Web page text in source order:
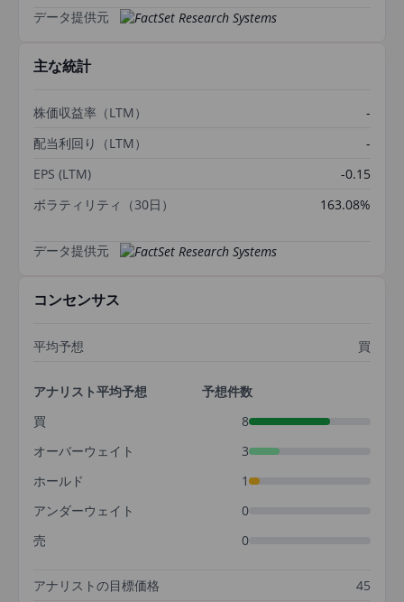
データ提供元
主な統計
株価収益率（LTM）
-
配当利回り（LTM）
-
EPS (LTM)
-0.15
ボラティリティ（30日）
163.08%
データ提供元
コンセンサス
平均予想 買
アナリスト平均予想
予想件数
買
8
オーバーウェイト
3
ホールド
1
アンダーウェイト
0
売
0
アナリストの目標価格 45